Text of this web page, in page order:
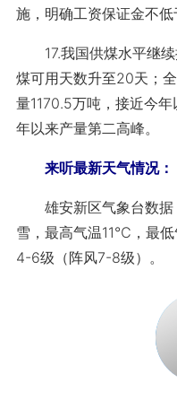
施，明确工资保证金不低
17.我国供煤水平继续
煤可用天数升至20天；
量1170.5万吨，接近今
年以来产量第二高峰。
来听最新天气情况：
雄安新区气象台数据
雪，最高气温11℃，最
4-6级（阵风7-8级）。